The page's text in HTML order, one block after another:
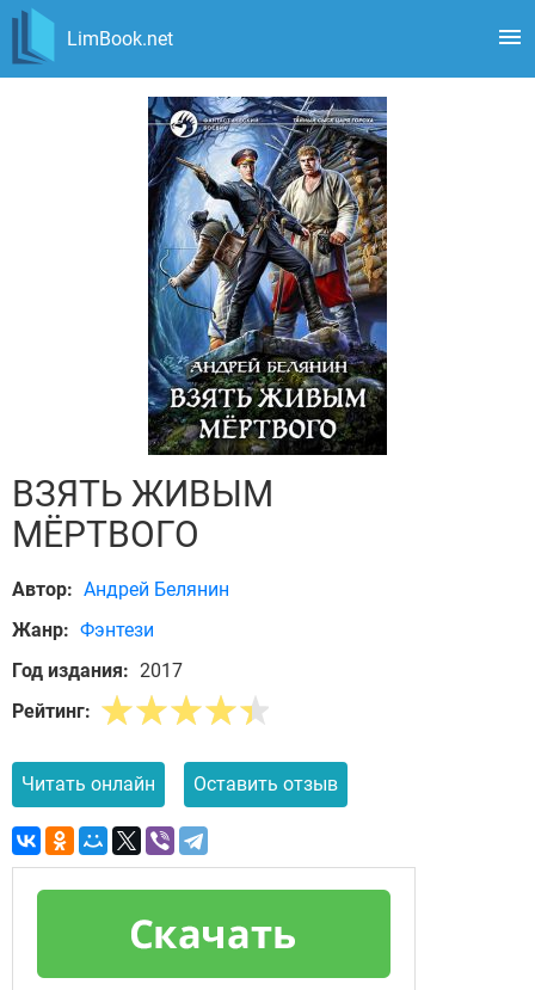
LimBook.net
ВЗЯТЬ ЖИВЫМ
МЁРТВОГО
Автор: Андрей Белянин
Жанр: Фэнтези
Год издания: 2017
Рейтинг:
Читать онлайн Оставить отзыв